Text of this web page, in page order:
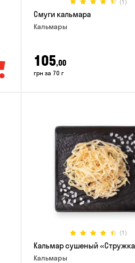
(1)
Смуги кальмара
Кальмары
105,00
грн за 70 г
(1)
Кальмар сушеный
Кальмары